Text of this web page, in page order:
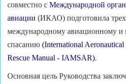
совместно c Международной
авиации (ИКАО) подготовила
международному авиационному и
спасанию (International
Rescue Manual - IAMSAR).
Основная цель Руководства